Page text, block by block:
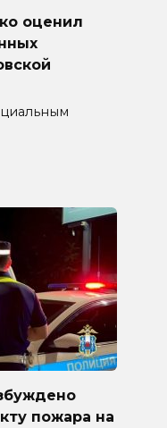
оценил
пожара на